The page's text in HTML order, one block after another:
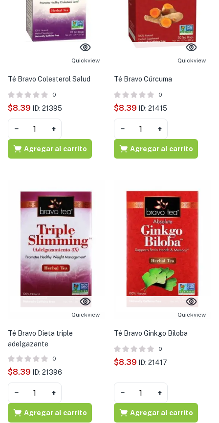
Quickview
Té Bravo Colesterol Salud
0
$8.39 ID: 21395
− +
Agregar al carrito
Quickview
Té Bravo Cúrcuma
0
$8.39 ID: 21415
− +
Agregar al carrito
Quickview
Té Bravo Dieta triple
adelgazante
0
$8.39 ID: 21396
− +
Agregar al carrito
Quickview
Té Bravo Ginkgo Biloba
0
$8.39 ID: 21417
− +
Agregar al carrito